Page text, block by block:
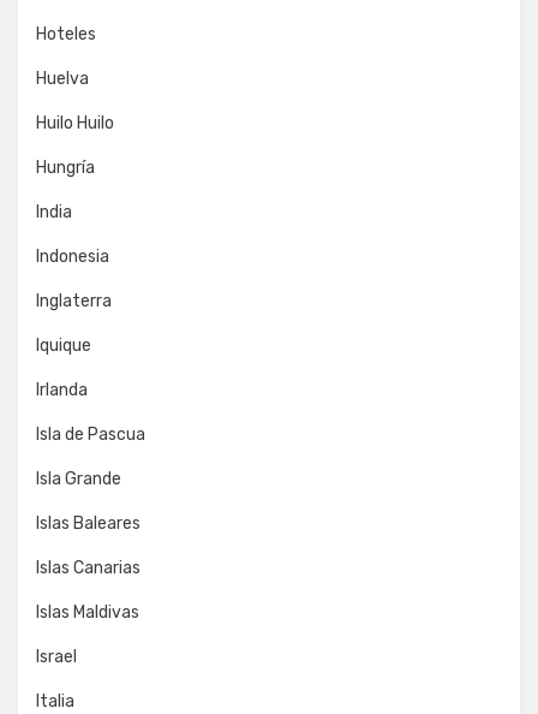
Hoteles
Huelva
Huilo Huilo
Hungría
India
Indonesia
Inglaterra
Iquique
Irlanda
Isla de Pascua
Isla Grande
Islas Baleares
Islas Canarias
Islas Maldivas
Israel
Italia